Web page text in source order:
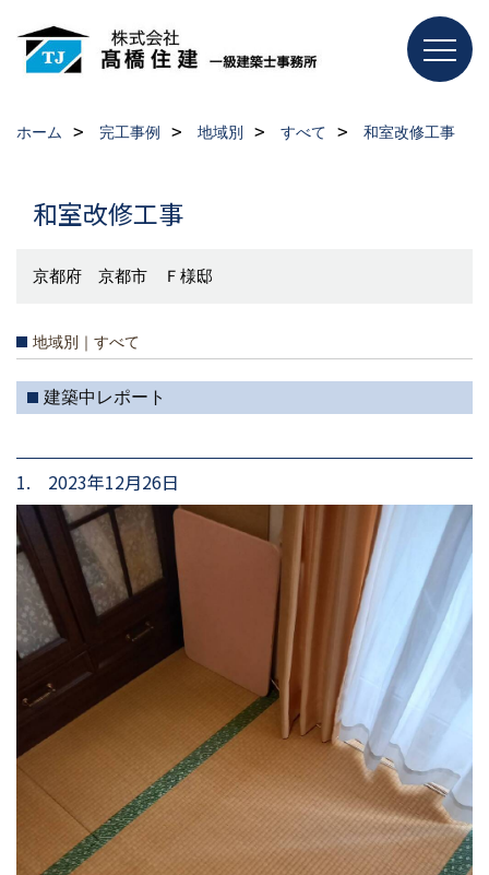
ホーム 完工事例 地域別 すべて 和室改修工事
和室改修工事
京都府 京都市 Ｆ様邸
地域別｜すべて
建築中レポート
1. 2023年12月26日